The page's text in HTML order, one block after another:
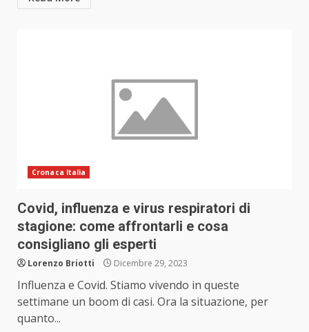
Cronaca Italia
Covid, influenza e virus respiratori di
stagione: come affrontarli e cosa
consigliano gli esperti
Lorenzo Briotti Dicembre 29, 2023
Influenza e Covid. Stiamo vivendo in queste
settimane un boom di casi. Ora la situazione, per
quanto...